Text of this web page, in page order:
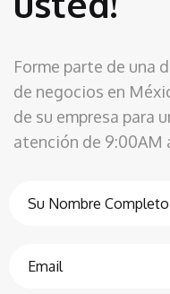
Forme parte de una
de negocios en
de su empresa para
atención de 9:00AM